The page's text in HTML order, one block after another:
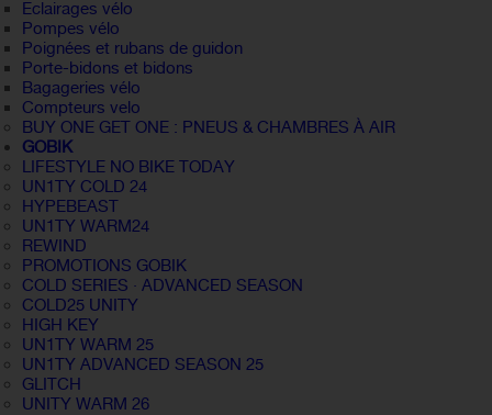
Eclairages vélo
Pompes vélo
Poignées et rubans de guidon
Porte-bidons et bidons
Bagageries vélo
Compteurs velo
BUY ONE GET ONE : PNEUS & CHAMBRES À AIR
GOBIK
LIFESTYLE NO BIKE TODAY
UN1TY COLD 24
HYPEBEAST
UN1TY WARM24
REWIND
PROMOTIONS GOBIK
COLD SERIES · ADVANCED SEASON
COLD25 UNITY
HIGH KEY
UN1TY WARM 25
UN1TY ADVANCED SEASON 25
GLITCH
UNITY WARM 26